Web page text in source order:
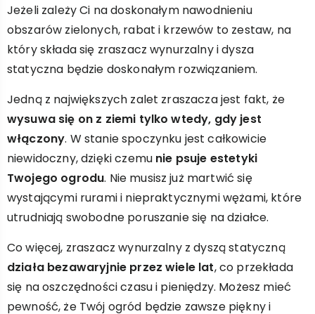
Jeżeli zależy Ci na doskonałym nawodnieniu
obszarów zielonych, rabat i krzewów to zestaw, na
który składa się zraszacz wynurzalny i dysza
statyczna będzie doskonałym rozwiązaniem.
Jedną z największych zalet zraszacza jest fakt, że
wysuwa się on z ziemi tylko wtedy, gdy jest
włączony. W stanie spoczynku jest całkowicie
niewidoczny, dzięki czemu nie psuje estetyki
Twojego ogrodu. Nie musisz już martwić się
wystającymi rurami i niepraktycznymi wężami, które
utrudniają swobodne poruszanie się na działce.
Co więcej, zraszacz wynurzalny z dyszą statyczną
działa bezawaryjnie przez wiele lat, co przekłada
się na oszczędności czasu i pieniędzy. Możesz mieć
pewność, że Twój ogród będzie zawsze piękny i